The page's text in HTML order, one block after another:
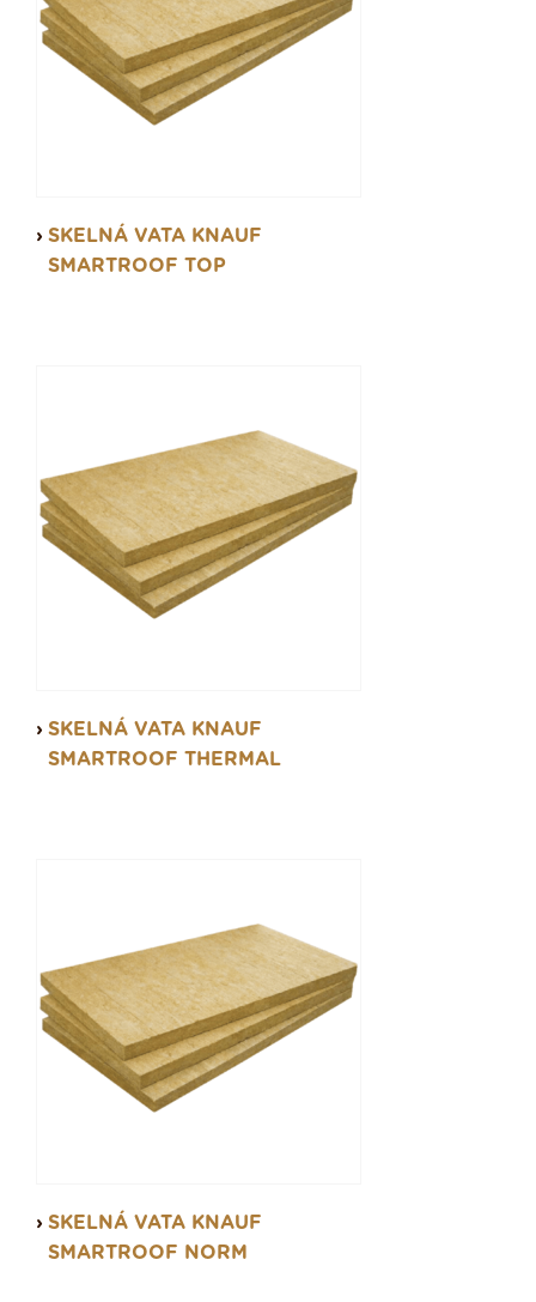
SKELNÁ VATA KNAUF
SMARTROOF TOP
SKELNÁ VATA KNAUF
SMARTROOF THERMAL
SKELNÁ VATA KNAUF
SMARTROOF NORM